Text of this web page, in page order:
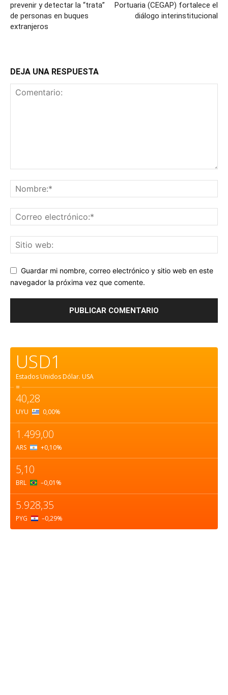
prevenir y detectar la “trata”
de personas en buques
extranjeros
Portuaria (CEGAP) fortalece el
diálogo interinstitucional
DEJA UNA RESPUESTA
Guardar mi nombre, correo electrónico y sitio web en este
navegador la próxima vez que comente.
USD1
Estados Unidos Dólar. USA
=
40,28
UYU 0,00%
1.499,00
ARS +0,10%
5,10
BRL –0,01 %
5.928,35
PYG –0,29%